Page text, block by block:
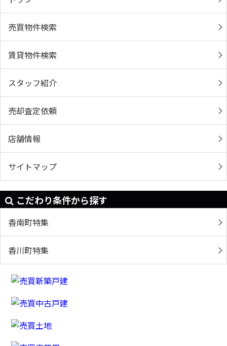
売買物件検索
賃貸物件検索
スタッフ紹介
売却査定依頼
店舗情報
サイトマップ
こだわり条件から探す
香南町特集
香川町特集